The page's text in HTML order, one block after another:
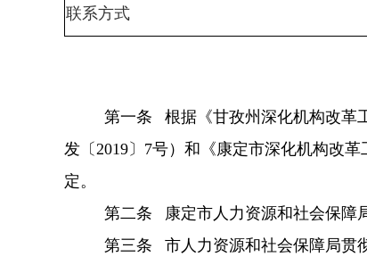
联系方式
第一条 根据《甘孜州深化机构改革工
发〔2019〕7号）和《康定市深化机构改
定。
第二条 康定市人力资源和社会保障局
第三条 市人力资源和社会保障局贯彻